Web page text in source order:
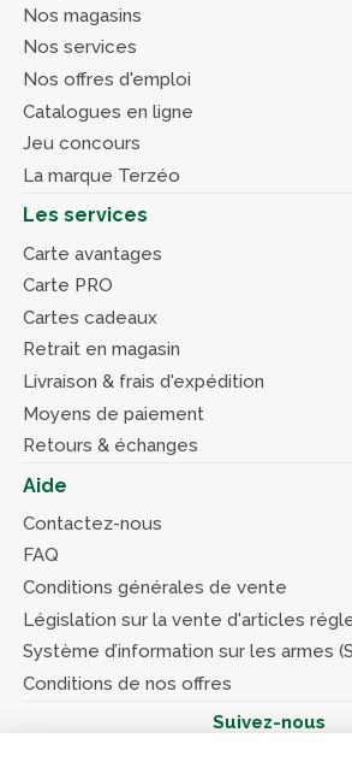
Nos magasins
Nos services
Nos offres d'emploi
Catalogues en ligne
Jeu concours
La marque Terzéo
Les services
Carte avantages
Carte PRO
Cartes cadeaux
Retrait en magasin
Livraison & frais d'expédition
Moyens de paiement
Retours & échanges
Aide
Contactez-nous
FAQ
Conditions générales de vente
Législation sur la vente d'articles
Système d’information sur les armes
Conditions de nos offres
Suivez-nous